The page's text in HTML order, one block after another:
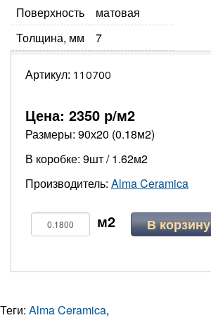
Поверхность
матовая
Толщина, мм
7
Артикул: 110700
Цена: 2350 р/м2
Размеры: 90х20 (0.18м2)
В коробке: 9шт / 1.62м2
Производитель: Alma Ceramica
В корзину
Теги: Alma Ceramica,